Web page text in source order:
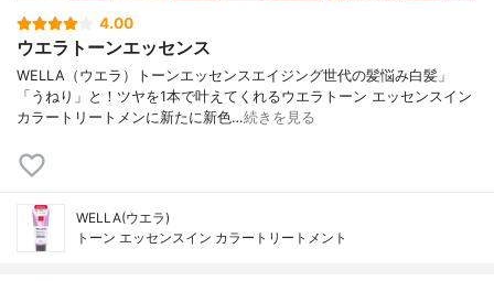
4.00
ウエラトーンエッセンス
WELLA（ウエラ）トーンエッセンスエイジング世代の髪悩み白髪」
「うねり」と！ツヤを1本で叶えてくれるウエラトーン エッセンスイン
カラートリートメンに新たに新色…続きを見る
WELLA(ウエラ)
トーン エッセンスイン カラートリートメント